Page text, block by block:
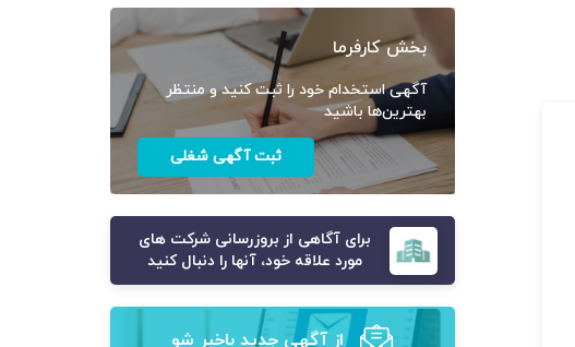
بخش کارفرما
آگهی استخدام خود را ثبت کنید و منتظر
بهترین‌ها باشید
ثبت آگهی شغلی
برای آگاهی از بروزرسانی شرکت های
مورد علاقه خود، آنها را دنبال کنید
از آگهی‌ جدید باخبر شو